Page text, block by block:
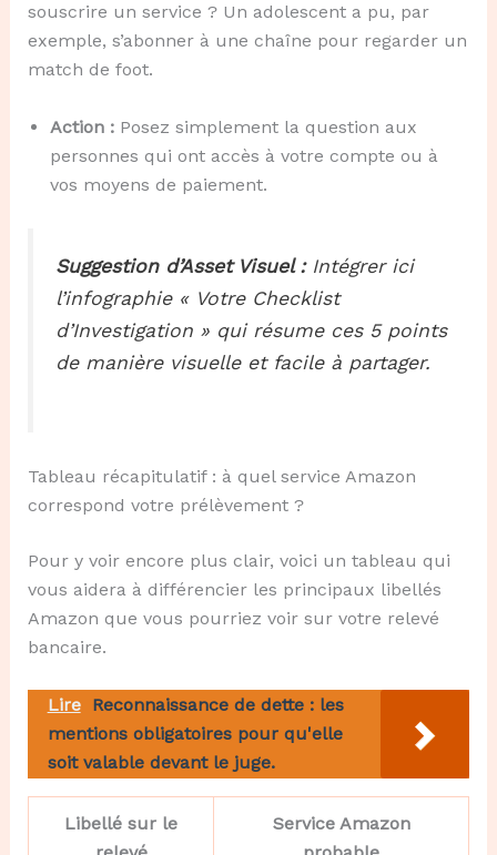
souscrire un service ? Un adolescent a pu, par
exemple, s’abonner à une chaîne pour regarder un
match de foot.
Action :Posez simplement la question aux
personnes qui ont accès à votre compte ou à
vos moyens de paiement.
Suggestion d’Asset Visuel :Intégrer ici
l’infographie « Votre Checklist
d’Investigation » qui résume ces 5 points
de manière visuelle et facile à partager.
Tableau récapitulatif : à quel service Amazon
correspond votre prélèvement ?
Pour y voir encore plus clair, voici un tableau qui
vous aidera à différencier les principaux libellés
Amazon que vous pourriez voir sur votre relevé
bancaire.
Lire Reconnaissance de dette : les
mentions obligatoires pour qu'elle
soit valable devant le juge.
Libellé sur le
Service Amazon